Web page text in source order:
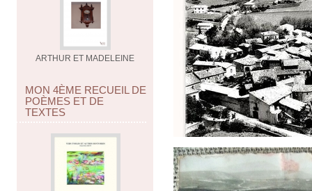
ARTHUR ET MADELEINE
MON 4ÈME RECUEIL DE
POÈMES ET DE
TEXTES